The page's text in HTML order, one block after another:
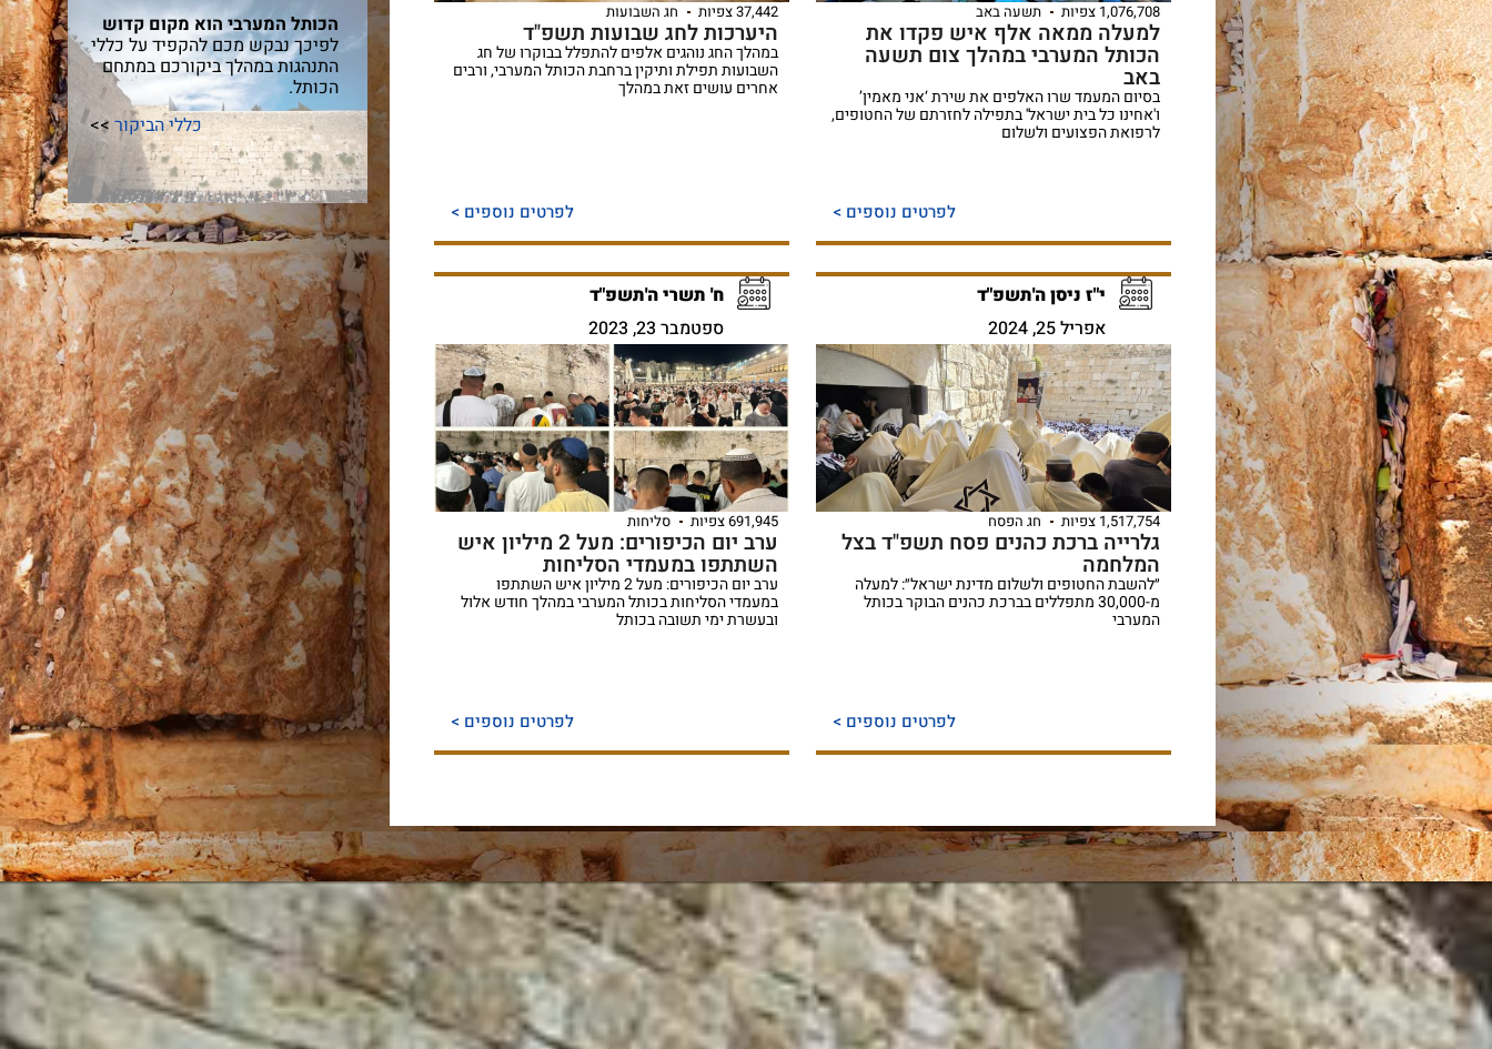
1,076,708 צפיות תשעה באב
למעלה ממאה אלף איש פקדו את
הכותל המערבי במהלך צום תשעה
באב
בסיום המעמד שרו האלפים את שירת ‘אני מאמין’
ו'אחינו כל בית ישראל' בתפילה לחזרתם של החטופים,
לרפואת הפצועים ולשלום
לפרטים נוספים >
37,442 צפיות חג השבועות
היערכות לחג שבועות תשפ"ד
במהלך החג נוהגים אלפים להתפלל בבוקרו של חג
השבועות תפילת ותיקין ברחבת הכותל המערבי, ורבים
אחרים עושים זאת במהלך
לפרטים נוספים >
י"ז ניסן ה'תשפ"ד
אפריל 25, 2024
1,517,754 צפיות חג הפסח
גלרייה ברכת כהנים פסח תשפ"ד בצל
המלחמה
״להשבת החטופים ולשלום מדינת ישראל״: למעלה
מ-30,000 מתפללים בברכת כהנים הבוקר בכותל
המערבי
לפרטים נוספים >
ח' תשרי ה'תשפ"ד
ספטמבר 23, 2023
691,945 צפיות סליחות
ערב יום הכיפורים: מעל 2 מיליון איש
השתתפו במעמדי הסליחות
ערב יום הכיפורים: מעל 2 מיליון איש השתתפו
במעמדי הסליחות בכותל המערבי במהלך חודש אלול
ובעשרת ימי תשובה בכותל
לפרטים נוספים >
הכותל המערבי הוא מקום קדוש
לפיכך נבקש מכם להקפיד על כללי
התנהגות במהלך ביקורכם במתחם
הכותל.
כללי הביקור>>